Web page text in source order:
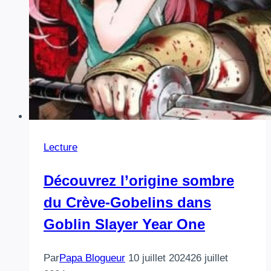
Lecture
Découvrez l’origine sombre
du Crève-Gobelins dans
Goblin Slayer Year One
ParPapa Blogueur 10 juillet 202426 juillet